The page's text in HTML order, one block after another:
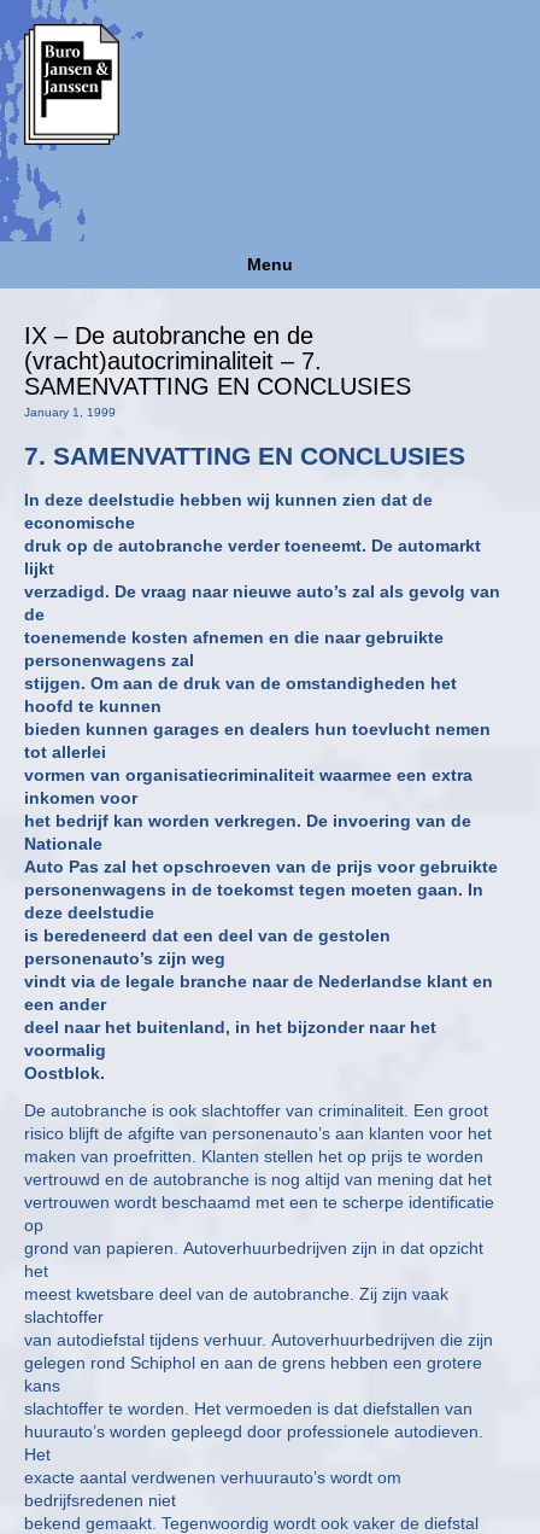
Menu
IX – De autobranche en de
(vracht)autocriminaliteit – 7.
SAMENVATTING EN CONCLUSIES
January 1, 1999
7. SAMENVATTING EN CONCLUSIES
In deze deelstudie hebben wij kunnen zien dat de
economische
druk op de autobranche verder toeneemt. De automarkt
lijkt
verzadigd. De vraag naar nieuwe auto’s zal als gevolg van
de
toenemende kosten afnemen en die naar gebruikte
personenwagens zal
stijgen. Om aan de druk van de omstandigheden het
hoofd te kunnen
bieden kunnen garages en dealers hun toevlucht nemen
tot allerlei
vormen van organisatiecriminaliteit waarmee een extra
inkomen voor
het bedrijf kan worden verkregen. De invoering van de
Nationale
Auto Pas zal het opschroeven van de prijs voor gebruikte
personenwagens in de toekomst tegen moeten gaan. In
deze deelstudie
is beredeneerd dat een deel van de gestolen
personenauto’s zijn weg
vindt via de legale branche naar de Nederlandse klant en
een ander
deel naar het buitenland, in het bijzonder naar het
voormalig
Oostblok.
De autobranche is ook slachtoffer van criminaliteit. Een groot
risico blijft de afgifte van personenauto’s aan klanten voor het
maken van proefritten. Klanten stellen het op prijs te worden
vertrouwd en de autobranche is nog altijd van mening dat het
vertrouwen wordt beschaamd met een te scherpe identificatie
op
grond van papieren. Autoverhuurbedrijven zijn in dat opzicht
het
meest kwetsbare deel van de autobranche. Zij zijn vaak
slachtoffer
van autodiefstal tijdens verhuur. Autoverhuurbedrijven die zijn
gelegen rond Schiphol en aan de grens hebben een grotere
kans
slachtoffer te worden. Het vermoeden is dat diefstallen van
huurauto’s worden gepleegd door professionele autodieven.
Het
exacte aantal verdwenen verhuurauto’s wordt om
bedrijfsredenen niet
bekend gemaakt. Tegenwoordig wordt ook vaker de diefstal